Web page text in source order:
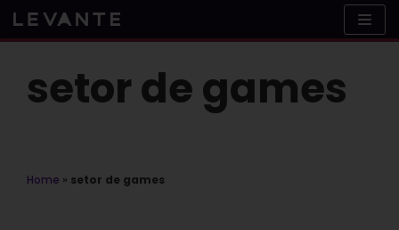
Skip
to
setor de games
Home » setor de games